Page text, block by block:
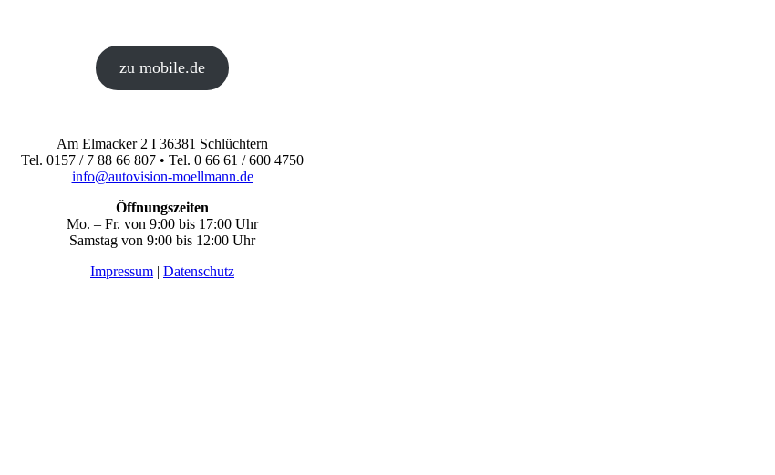
zu mobile.de
Am Elmacker 2 I 36381 Schlüchtern
Tel. 0157 / 7 88 66 807 • Tel. 0 66 61 / 600 4750
info@autovision-moellmann.de
Öffnungszeiten
Mo. – Fr. von 9:00 bis 17:00 Uhr
Samstag von 9:00 bis 12:00 Uhr
Impressum | Datenschutz